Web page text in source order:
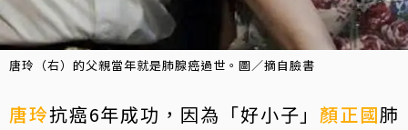
唐玲（右）的父親當年就是肺腺癌過世。圖／摘自臉書
唐玲抗癌6年成功，因為「好小子」顏正國肺